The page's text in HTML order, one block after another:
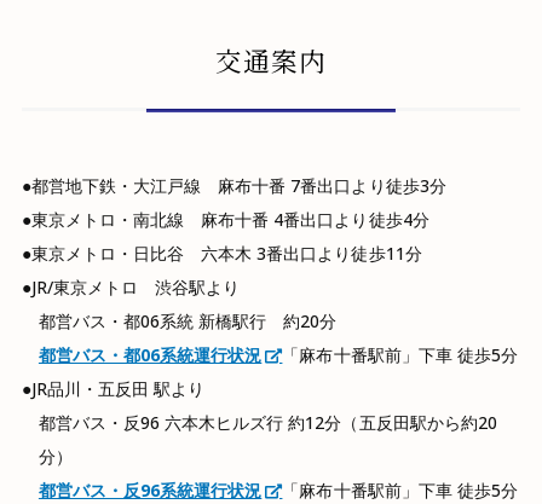
交通案内
都営地下鉄・大江戸線 麻布十番 7番出口より徒歩3分
東京メトロ・南北線 麻布十番 4番出口より徒歩4分
東京メトロ・日比谷 六本木 3番出口より徒歩11分
JR/東京メトロ 渋谷駅より
都営バス・都06系統 新橋駅行 約20分
都営バス・都06系統運行状況
「麻布十番駅前」下車 徒歩5分
JR品川・五反田 駅より
都営バス・反96 六本木ヒルズ行 約12分（五反田駅から約20
分）
都営バス・反96系統運行状況
「麻布十番駅前」下車 徒歩5分